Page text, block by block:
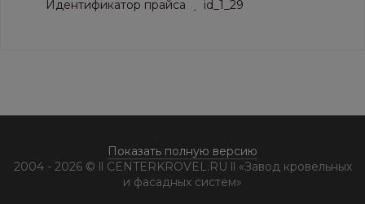
Идентификатор прайса
id_1_29
Показать полную версию
2004 - 2026 © ll CENTERKROVEL.RU ll «Завод кровельных
и фасадных систем»